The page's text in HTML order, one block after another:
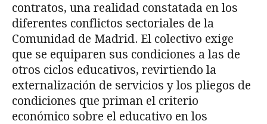
contratos, una realidad constatada en los
diferentes conflictos sectoriales de la
Comunidad de Madrid. El colectivo exige
que se equiparen sus condiciones a las de
otros ciclos educativos, revirtiendo la
externalización de servicios y los pliegos de
condiciones que priman el criterio
económico sobre el educativo en los